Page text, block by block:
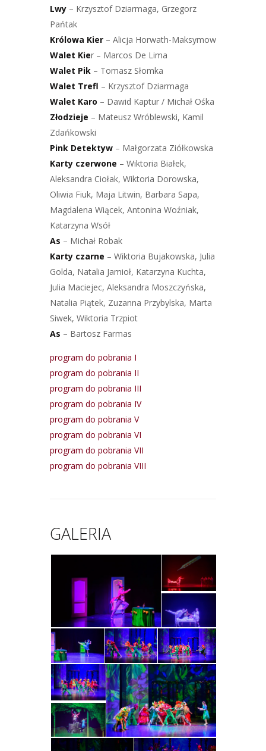
Lwy – Krzysztof Dziarmaga, Grzegorz
Pańtak
Królowa Kier – Alicja Horwath-Maksymow
Walet Kier – Marcos De Lima
Walet Pik – Tomasz Słomka
Walet Trefl – Krzysztof Dziarmaga
Walet Karo – Dawid Kaptur / Michał Ośka
Złodzieje – Mateusz Wróblewski, Kamil
Zdańkowski
Pink Detektyw – Małgorzata Ziółkowska
Karty czerwone – Wiktoria Białek,
Aleksandra Ciołak, Wiktoria Dorowska,
Oliwia Fiuk, Maja Litwin, Barbara Sapa,
Magdalena Wiącek, Antonina Woźniak,
Katarzyna Wsół
As – Michał Robak
Karty czarne – Wiktoria Bujakowska, Julia
Golda, Natalia Jamioł, Katarzyna Kuchta,
Julia Maciejec, Aleksandra Moszczyńska,
Natalia Piątek, Zuzanna Przybylska, Marta
Siwek, Wiktoria Trzpiot
As – Bartosz Farmas
program do pobrania I
program do pobrania II
program do pobrania III
program do pobrania IV
program do pobrania V
program do pobrania VI
program do pobrania VII
program do pobrania VIII
GALERIA